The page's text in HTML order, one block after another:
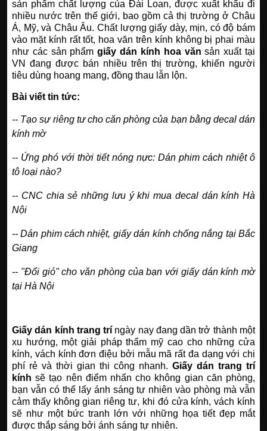
sản phẩm chất lượng của Đài Loan, được xuất khẩu đi
nhiều nước trên thế giới, bao gồm cả thị trường ở Châu
Á, Mỹ, và Châu Âu. Chất lượng giấy dày, mịn, có độ bám
vào mặt kính rất tốt, hoa văn trên kính không bị phai màu
như các sản phẩmgiấy dán kính hoa văn sản xuất tại
VN đang được bán nhiều trên thị trường, khiến người
tiêu dùng hoang mang, đồng thau lẫn lộn.
Bài viết tin tức:
-- Tạo sự riêng tư cho căn phòng của bạn bằng decal dán
kính mờ
-- Ứng phó với thời tiết nóng nực: Dán phim cách nhiệt ô
tô loại nào?
-- CNC chia sẻ những lưu ý khi mua decal dán kính Hà
Nội
--Dán phim cách nhiệt, giấy dán kính chống nắng tại Bắc
Giang
-- "Đổi gió" cho văn phòng của bạn với giấy dán kính mờ
tại Hà Nội
Giấy dán kính trang trí ngày nay đang dần trở thành một
xu hướng, một giải pháp thẩm mỹ cao cho những cửa
kính, vách kính đơn điệu bởi mẫu mã rất đa dạng với chi
phí rẻ và thời gian thi công nhanh. Giấy dán trang trí
kính sẽ tạo nên điểm nhấn cho không gian căn phòng,
bạn vẫn có thể lấy ánh sáng tự nhiên vào phòng mà vẫn
cảm thấy không gian riêng tư, khi đó cửa kính, vách kính
sẽ như một bức tranh lớn với những họa tiết đẹp mắt
được thắp sáng bởi ánh sáng tự nhiên.